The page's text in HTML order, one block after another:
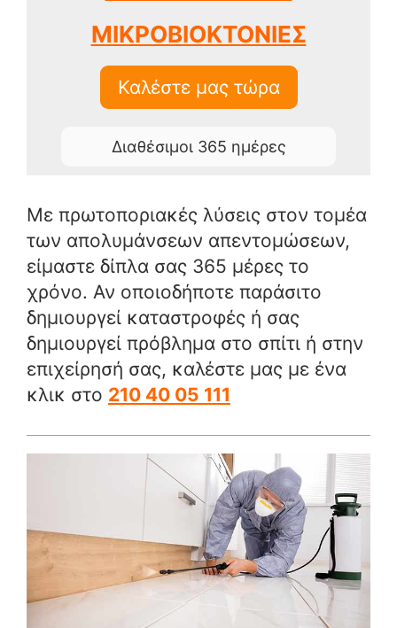
ΜΙΚΡΟΒΙΟΚΤΟΝΙΕΣ
Καλέστε μας τώρα
Διαθέσιμοι 365 ημέρες
Με πρωτοποριακές λύσεις στον τομέα
των απολυμάνσεων απεντομώσεων,
είμαστε δίπλα σας 365 μέρες το
χρόνο. Αν οποιοδήποτε παράσιτο
δημιουργεί καταστροφές ή σας
δημιουργεί πρόβλημα στο σπίτι ή στην
επιχείρησή σας, καλέστε μας με ένα
κλικ στο 210 40 05 111